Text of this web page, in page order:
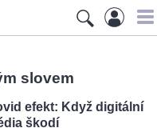
slovem
efekt: Když digitální
škodí